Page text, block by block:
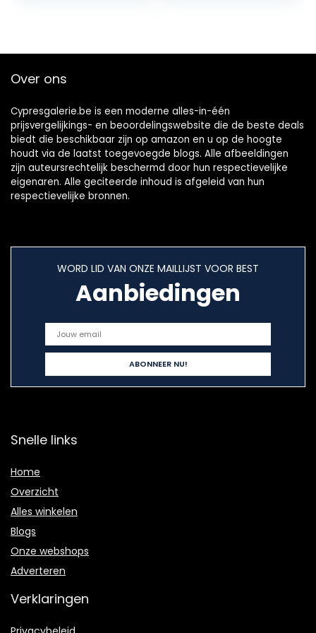
V7059-1 (Wit)
Over ons
Cypresgalerie.be is een moderne alles-in-één
prijsvergelijkings- en beoordelingswebsite die de beste deals
biedt die beschikbaar zijn op amazon en u op de hoogte
houdt via de laatst toegevoegde blogs. Alle afbeeldingen
zijn auteursrechtelijk beschermd door hun respectievelijke
eigenaren. Alle geciteerde inhoud is afgeleid van hun
respectievelijke bronnen.
WORD LID VAN ONZE MAILLIJST VOOR BEST
Aanbiedingen
Snelle links
Home
Overzicht
Alles winkelen
Blogs
Onze webshops
Adverteren
Verklaringen